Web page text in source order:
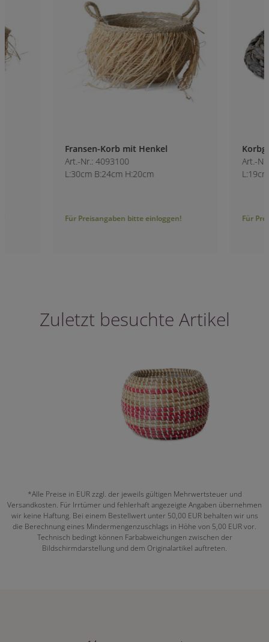
Fransen-Korb mit Henkel
Art.-Nr.: 4093100
L:30cm B:24cm H:20cm
Für Preisangaben bitte einloggen!
Korbgefäß Herz
Art.-Nr.: 7422400
L:19cm B:27cm
Für Preisangaben
Zuletzt besuchte Artikel
*Alle Preise in EUR zzgl. der jeweils gültigen Mehrwertsteuer und
Versandkosten. Für Irrtümer und fehlerhaft angezeigte Angaben übernehmen
wir keine Haftung. Bei einem Bestellwert unter 50,00 EUR behalten wir uns
die Berechnung eines Mindermengenzuschlags in Höhe von 5,00 EUR vor.
Technisch bedingt können Farbabweichungen zwischen der
Bildschirmdarstellung und dem Originalartikel auftreten.